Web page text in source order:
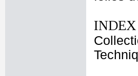
INDEX